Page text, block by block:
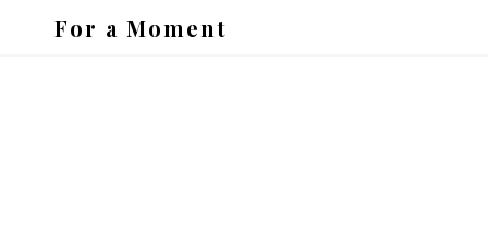
For a Moment